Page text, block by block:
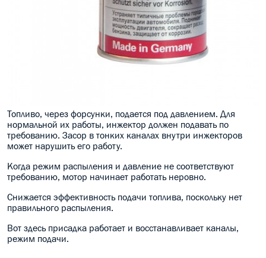
Топливо, через форсунки, подается под давлением. Для
нормальной их работы, инжектор должен подавать по
требованию. Засор в тонких каналах внутри инжекторов
может нарушить его работу.
Когда режим распыления и давление не соответствуют
требованию, мотор начинает работать неровно.
Снижается эффективность подачи топлива, поскольку нет
правильного распыления.
Вот здесь присадка работает и восстанавливает каналы,
режим подачи.